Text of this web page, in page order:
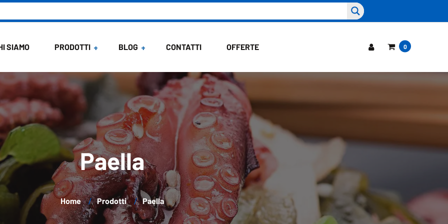
SIAMO PRODOTTI BLOG
News
Ricette di Maria
CONTATTI OFFERTE 0
Paella
Home Prodotti Paella